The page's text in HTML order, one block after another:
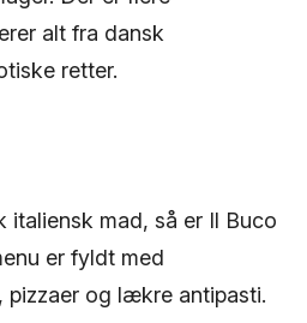
alt fra dansk
retter.
italiensk mad, så er Il Buco
er fyldt med
pizzaer og lækre antipasti.